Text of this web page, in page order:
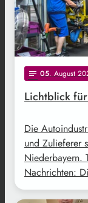
notes 05. August
Lichtblick
Die
und Zulieferer
Niederbayern.
Nachrichten: